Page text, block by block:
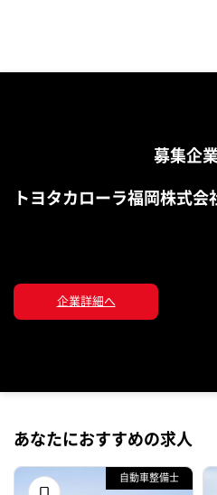
募集企
トヨタカローラ福岡株式会
企業詳細へ
あなたにおすすめの求人
自動車整備士